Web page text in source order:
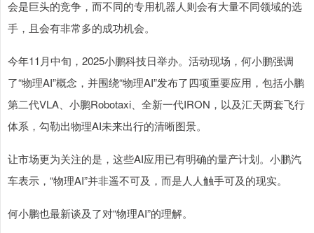
会是巨头的竞争，而不同的专用机器人则会有大量不同领域的选
手，且会有非常多的成功机会。
今年11月中旬，2025小鹏科技日举办。活动现场，何小鹏强调
了“物理AI”概念，并围绕“物理AI”发布了四项重要应用，包括小鹏
第二代VLA、小鹏Robotaxi、全新一代IRON，以及汇天两套飞行
体系，勾勒出物理AI未来出行的清晰图景。
让市场更为关注的是，这些AI应用已有明确的量产计划。小鹏汽
车表示，“物理AI”并非遥不可及，而是人人触手可及的现实。
何小鹏也最新谈及了对“物理AI”的理解。